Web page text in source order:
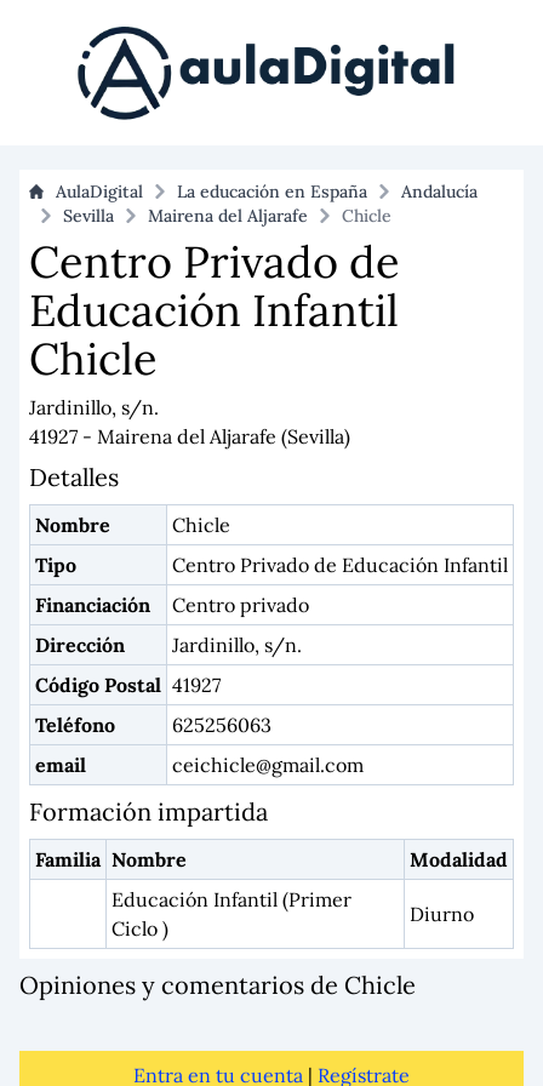
AulaDigital La educación en España
Andalucía
Sevilla
Mairena del Aljarafe Chicle
Centro Privado de
Educación Infantil
Chicle
Jardinillo, s/n.
41927 - Mairena del Aljarafe (Sevilla)
Detalles
Nombre
Chicle
Tipo
Centro Privado de Educación Infantil
Financiación
Centro privado
Dirección
Jardinillo, s/n.
Código Postal 41927
Teléfono
625256063
email
ceichicle@gmail.com
Formación impartida
Familia Nombre
Modalidad
Educación Infantil (Primer
Ciclo )
Diurno
Opiniones y comentarios de Chicle
Entra en tu cuenta | Regístrate